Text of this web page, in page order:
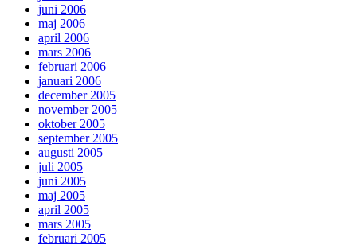
juni 2006
maj 2006
april 2006
mars 2006
februari 2006
januari 2006
december 2005
november 2005
oktober 2005
september 2005
augusti 2005
juli 2005
juni 2005
maj 2005
april 2005
mars 2005
februari 2005